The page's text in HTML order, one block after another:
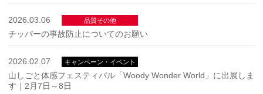
2026.03.06 品質その他
チッパーの事故防止についてのお願い
2026.02.07 キャンペーン・イベント
山しごと体感フェスティバル「Woody Wonder World」に出展しま
す｜2月7日～8日